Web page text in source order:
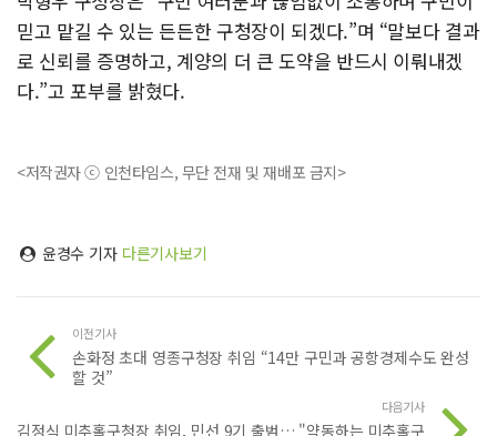
믿고 맡길 수 있는 든든한 구청장이 되겠다.”며 “말보다 결과
로 신뢰를 증명하고, 계양의 더 큰 도약을 반드시 이뤄내겠
다.”고 포부를 밝혔다.
<저작권자 ⓒ 인천타임스, 무단 전재 및 재배포 금지>
윤경수 기자 다른기사보기
이전기사
손화정 초대 영종구청장 취임 “14만 구민과 공항경제수도 완성
할 것”
다음기사
김정식 미추홀구청장 취임, 민선 9기 출범… "약동하는 미추홀구